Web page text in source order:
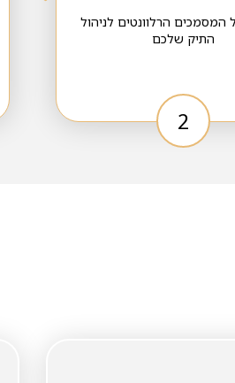
המסמכים הרלוונטים לניהול
התיק שלכם
2